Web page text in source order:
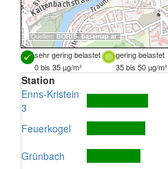
Quellen: DORIS, basemap.at
sehr gering belastet gering belastet
0 bis 35 µg/m³
35 bis 50 µg/m³
Station
Enns-Kristein
3
Feuerkogel
Grünbach